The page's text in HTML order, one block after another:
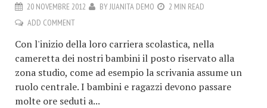
20 NOVEMBRE 2012 BYJUANITA DEMO
2 MIN READ
ADD COMMENT
Con l'inizio della loro carriera scolastica, nella
cameretta dei nostri bambini il posto riservato alla
zona studio, come ad esempio la scrivania assume un
ruolo centrale. I bambini e ragazzi devono passare
molte ore seduti a...